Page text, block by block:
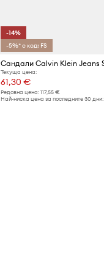
-14%
-5%* с код: FS
Текуща цена:
61,30 €
Редовна цена: 117,55 €
Най-ниска цена за последните 30 дни: